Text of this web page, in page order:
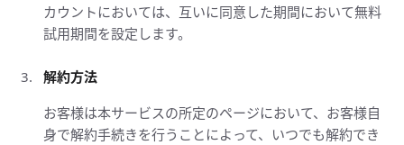
カウントにおいては、互いに同意した期間において無料
試用期間を設定します。
解約方法
お客様は本サービスの所定のページにおいて、お客様自
身で解約手続きを行うことによって、いつでも解約でき